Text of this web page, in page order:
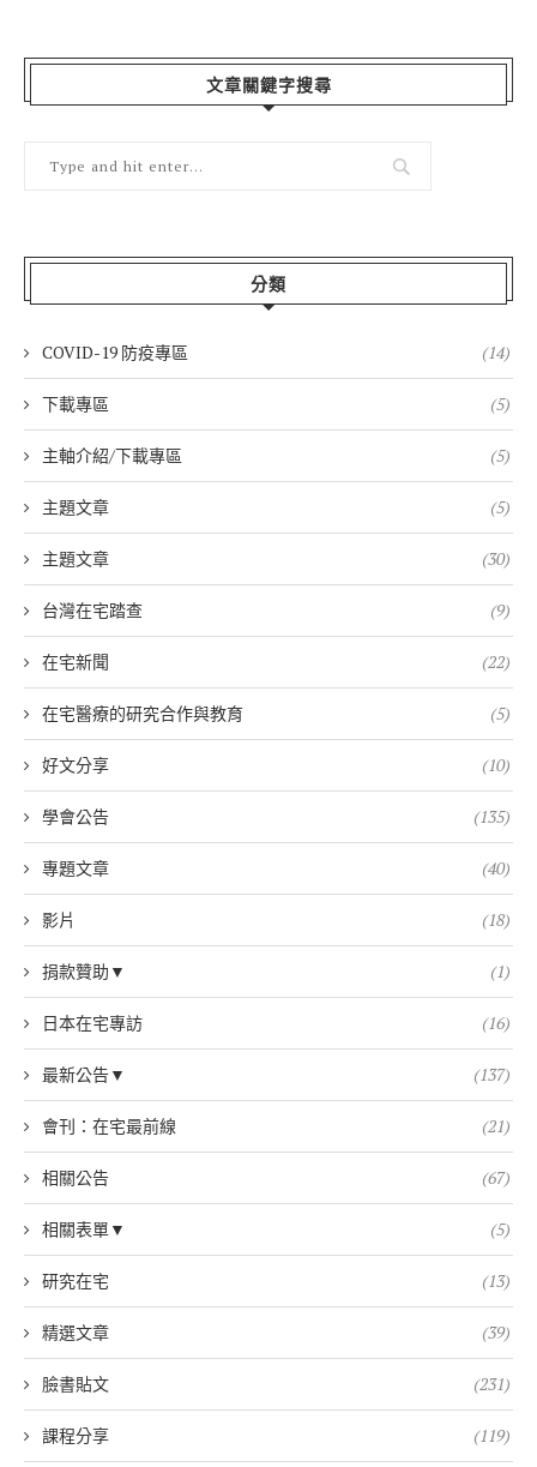
文章關鍵字搜尋
分類
COVID-19 防疫專區 (14)
下載專區 (5)
主軸介紹/下載專區 (5)
主題文章 (5)
主題文章 (30)
台灣在宅踏查 (9)
在宅新聞 (22)
在宅醫療的研究合作與教育 (5)
好文分享 (10)
學會公告 (135)
專題文章 (40)
影片 (18)
捐款贊助▼ (1)
日本在宅專訪 (16)
最新公告▼ (137)
會刊：在宅最前線 (21)
相關公告 (67)
相關表單▼ (5)
研究在宅 (13)
精選文章 (39)
臉書貼文 (231)
課程分享 (119)